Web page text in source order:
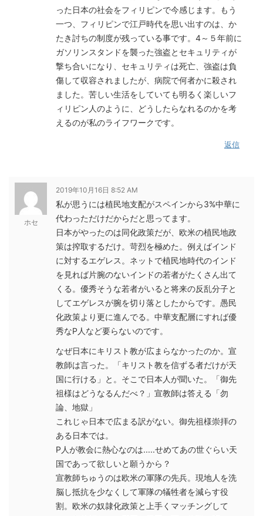
った日本の社会をフィリピンで今感じます。もう
一つ、フィリピンで江戸時代を思い出すのは、か
たき討ちの制度が残っている事です。4～５年前に
ガソリンスタンドを襲った強盗とセキュリティが
撃ち合いになり、セキュリティは死亡、強盗は負
傷して収容されましたが、病院で何者かに殺され
ました。苦しい生活をしていても明るく楽しいフ
ィリピン人のように、どうしたらなれるのかを考
えるのが私のライフワークです。
返信
ホセ
2019年10月16日 8:52 AM
私が思うには植民地支配がスペインから3%中華に
代わっただけだからだと思ってます。
日本がやったのは同化政策だが、欧米の植民地政
策は搾取するだけ。苛烈を極めた。例えばインド
に対するエゲレス。ネットで植民地時代のインド
を見れば片腕のないインドの若者がたくさん出て
くる。優秀そうな若者がいると将来の反乱分子と
してエゲレスが腕を切り落としたからです。愚民
化政策より更に進んでる。中華支配層にすれば優
秀なP人など要らないのです。
なぜ日本にキリスト教が広まらなかったのか。宣
教師は言った。「キリスト教を信ずる者だけが天
国に行ける」と。そこで日本人が聞いた。「御先
祖様はどうなるんだべ？」宣教師は答える「勿
論、地獄」
これじゃ日本で広まる訳がない。御先祖様崇拝の
ある日本では。
P人が教会に熱心なのは.....せめてあの世ぐらい天
国であって欲しいと願うから？
宣教師ちゅうのは欧米の軍隊の先兵。現地人を洗
脳し抵抗を少なくして軍隊の犠牲者を減らす役
割。欧米の奴隷化政策と上手くマッチングして